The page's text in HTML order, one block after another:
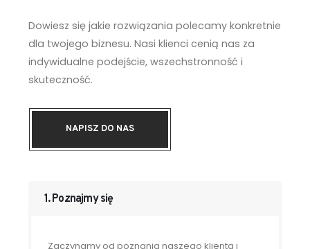
Dowiesz się jakie rozwiązania polecamy konkretnie
dla twojego biznesu. Nasi klienci cenią nas za
indywidualne podejście, wszechstronność i
skuteczność.
NAPISZ DO NAS
1. Poznajmy się
Zaczynamy od poznania naszego klienta i